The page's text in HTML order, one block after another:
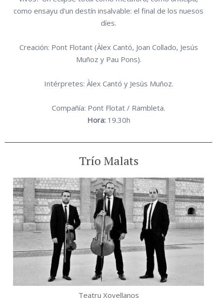
como ensayu d'un destín insalvable: el final de los nuesos
díes.
Creación: Pont Flotant (Àlex Cantó, Joan Collado, Jesús
Muñoz y Pau Pons).
Intérpretes: Àlex Cantó y Jesús Muñoz.
Compañía: Pont Flotat / Rambleta.
Hora:19.30h
Trío Malats
Teatru Xovellanos